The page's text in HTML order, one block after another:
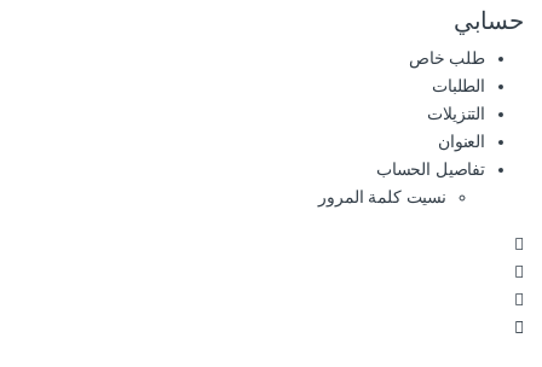
حسابي
طلب خاص
الطلبات
التنزيلات
العنوان
تفاصيل الحساب
نسيت كلمة المرور